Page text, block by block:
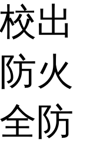
出
火
防